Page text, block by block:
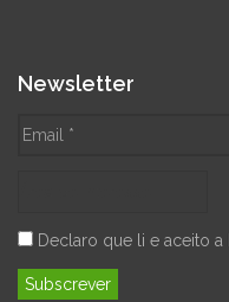
Newsletter
Declaro que li e aceito a